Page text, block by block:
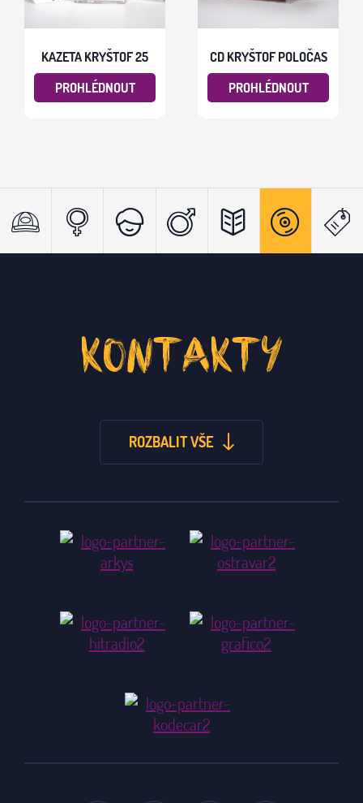
KAZETA KRYŠTOF 25
PROHLÉDNOUT
CD KRYŠTOF POLOČAS
PROHLÉDNOUT
KONTAKTY
ROZBALIT VŠE